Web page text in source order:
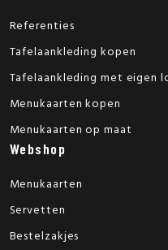
Referenties
Tafelaankleding kopen
Tafelaankleding met eigen
Menukaarten kopen
Menukaarten op maat
Webshop
Menukaarten
Servetten
Bestelzakjes